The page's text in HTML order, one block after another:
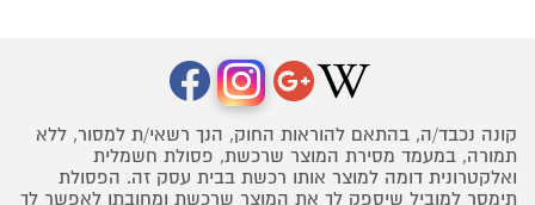
קונה נכבד/ה, בהתאם להוראות החוק, הנך רשאי/ת למסור, ללא
תמורה, במעמד מסירת המוצר שרכשת, פסולת חשמלית
ואלקטרונית דומה למוצר אותו רכשת בבית עסק זה. הפסולת
תימסר למוביל שיספק לך את המוצר שרכשת ומחובתו לאפשר לך